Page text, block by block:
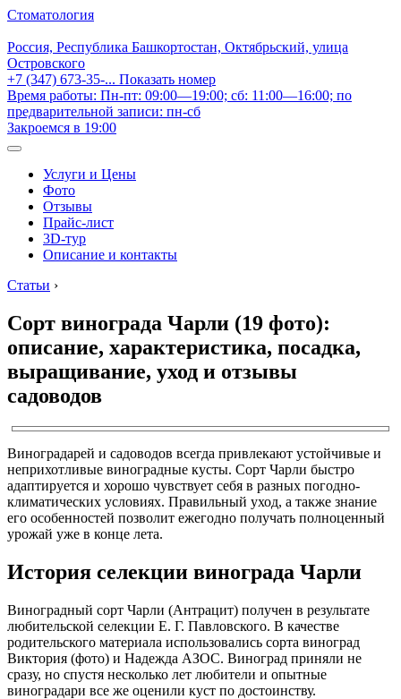
Стоматология
Россия, Республика Башкортостан, Октябрьский, улица
Островского
+7 (347) 673-35-... Показать номер
Время работы: Пн-пт: 09:00—19:00; сб: 11:00—16:00; по
предварительной записи: пн-сб
Закроемся в 19:00
Услуги и Цены
Фото
Отзывы
Прайс-лист
3D-тур
Описание и контакты
Статьи ›
Сорт винограда Чарли (19 фото):
описание, характеристика, посадка,
выращивание, уход и отзывы
садоводов
Виноградарей и садоводов всегда привлекают устойчивые и
неприхотливые виноградные кусты. Сорт Чарли быстро
адаптируется и хорошо чувствует себя в разных погодно-
климатических условиях. Правильный уход, а также знание
его особенностей позволит ежегодно получать полноценный
урожай уже в конце лета.
История селекции винограда Чарли
Виноградный сорт Чарли (Антрацит) получен в результате
любительской селекции Е. Г. Павловского. В качестве
родительского материала использовались сорта виноград
Виктория (фото) и Надежда АЗОС. Виноград приняли не
сразу, но спустя несколько лет любители и опытные
виноградари все же оценили куст по достоинству.